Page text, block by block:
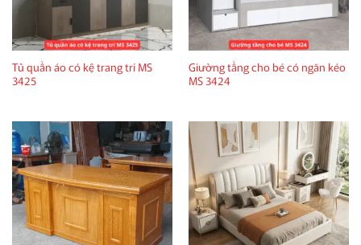
Tủ quần áo có kệ trang trí MS
3425
Giường tầng cho bé có ngăn kéo
MS 3424